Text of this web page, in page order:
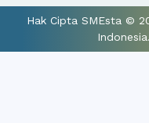
Hak Cipta SMEsta ©